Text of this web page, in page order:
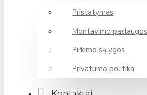
Pristatymas
Montavimo paslaugos
Pirkimo sąlygos
Privatumo politika
Kontaktai